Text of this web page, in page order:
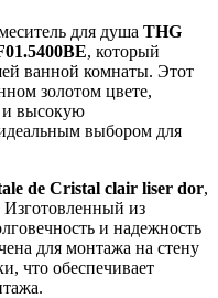
для душа THG
, который
ванной комнаты. Этот
золотом цвете,
и высокую
выбором для
de Cristal clair liser dor,
Изготовленный из
и надежность
для монтажа на стену
что обеспечивает